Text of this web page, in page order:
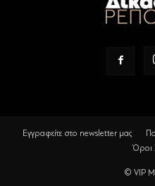
Εγγραφείτε στο newsletter μας
Όροι
© VIP